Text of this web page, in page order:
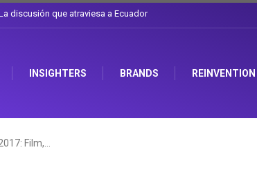
en Corporación Favorita
INSIGHTERS BRANDS REINVENTION
Film,…